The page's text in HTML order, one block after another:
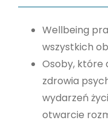
Wellbeing
wszystkich
Osoby, które
zdrowia
wydarzeń
otwarcie